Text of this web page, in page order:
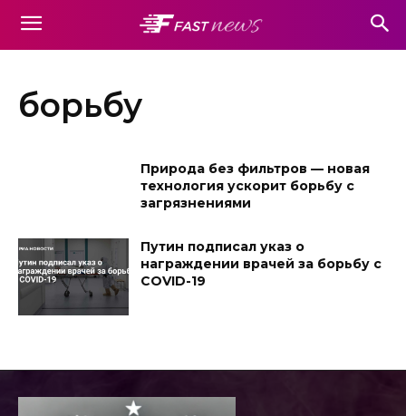
борьбу
Природа без фильтров — новая
технология ускорит борьбу с
загрязнениями
Путин подписал указ о
награждении врачей за борьбу с
COVID-19